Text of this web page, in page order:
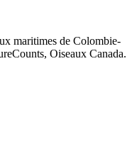
maritimes de Colombie-
Oiseaux Canada.